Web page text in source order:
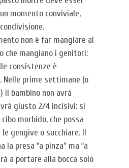
momento conviviale,
non è far mangiare al
che mangiano i genitori:
consistenze è
Nelle prime settimane (o
il bambino non avrà
giusto 2/4 incisivi: si
morbido, che possa
gengive o succhiare. Il
la presa “a pinza” ma “a
a portare alla bocca solo